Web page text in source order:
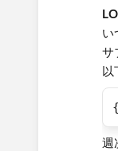
い
サ
以
週